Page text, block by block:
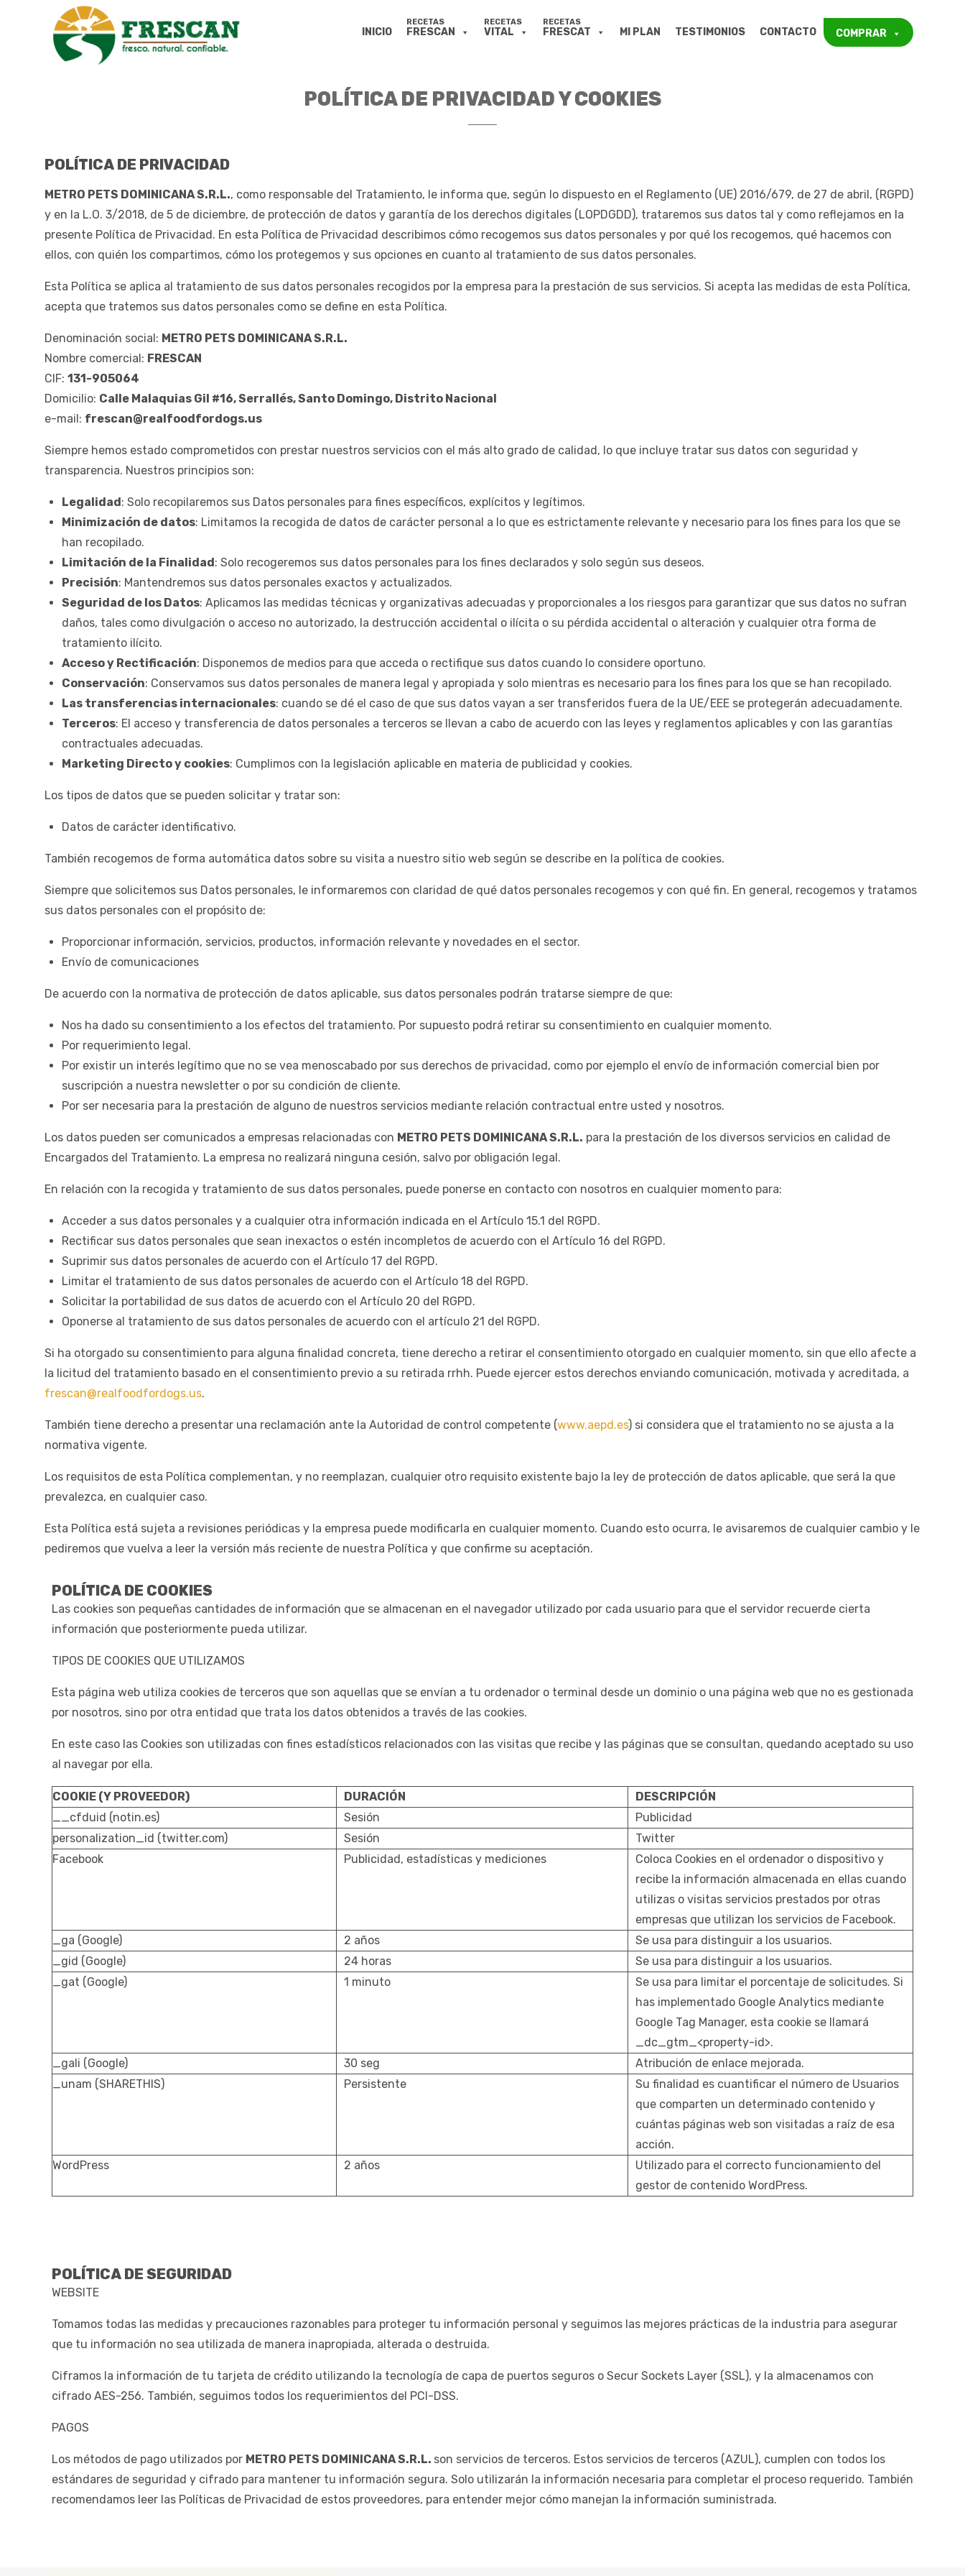
INICIO FRESCAN VITAL FRESCAT MI PLAN TESTIMONIOS CONTACTO COMPRAR
POLÍTICA DE PRIVACIDAD Y COOKIES
POLÍTICA DE PRIVACIDAD
METRO PETS DOMINICANA S.R.L., como responsable del Tratamiento, le informa que, según lo dispuesto en el Reglamento (UE) 2016/679, de 27 de abril, (RGPD)
y en la L.O. 3/2018, de 5 de diciembre, de protección de datos y garantía de los derechos digitales (LOPDGDD), trataremos sus datos tal y como reflejamos en la
presente Política de Privacidad. En esta Política de Privacidad describimos cómo recogemos sus datos personales y por qué los recogemos, qué hacemos con
ellos, con quién los compartimos, cómo los protegemos y sus opciones en cuanto al tratamiento de sus datos personales.
Esta Política se aplica al tratamiento de sus datos personales recogidos por la empresa para la prestación de sus servicios. Si acepta las medidas de esta Política,
acepta que tratemos sus datos personales como se define en esta Política.
Denominación social: METRO PETS DOMINICANA S.R.L.
Nombre comercial: FRESCAN
CIF: 131-905064
Domicilio: Calle Malaquias Gil #16, Serrallés, Santo Domingo, Distrito Nacional
e-mail: frescan@realfoodfordogs.us
Siempre hemos estado comprometidos con prestar nuestros servicios con el más alto grado de calidad, lo que incluye tratar sus datos con seguridad y
transparencia. Nuestros principios son:
Legalidad: Solo recopilaremos sus Datos personales para fines específicos, explícitos y legítimos.
Minimización de datos: Limitamos la recogida de datos de carácter personal a lo que es estrictamente relevante y necesario para los fines para los que se
han recopilado.
Limitación de la Finalidad: Solo recogeremos sus datos personales para los fines declarados y solo según sus deseos.
Precisión: Mantendremos sus datos personales exactos y actualizados.
Seguridad de los Datos: Aplicamos las medidas técnicas y organizativas adecuadas y proporcionales a los riesgos para garantizar que sus datos no sufran
daños, tales como divulgación o acceso no autorizado, la destrucción accidental o ilícita o su pérdida accidental o alteración y cualquier otra forma de
tratamiento ilícito.
Acceso y Rectificación: Disponemos de medios para que acceda o rectifique sus datos cuando lo considere oportuno.
Conservación: Conservamos sus datos personales de manera legal y apropiada y solo mientras es necesario para los fines para los que se han recopilado.
Las transferencias internacionales: cuando se dé el caso de que sus datos vayan a ser transferidos fuera de la UE/EEE se protegerán adecuadamente.
Terceros: El acceso y transferencia de datos personales a terceros se llevan a cabo de acuerdo con las leyes y reglamentos aplicables y con las garantías
contractuales adecuadas.
Marketing Directo y cookies: Cumplimos con la legislación aplicable en materia de publicidad y cookies.
Los tipos de datos que se pueden solicitar y tratar son:
Datos de carácter identificativo.
También recogemos de forma automática datos sobre su visita a nuestro sitio web según se describe en la política de cookies.
Siempre que solicitemos sus Datos personales, le informaremos con claridad de qué datos personales recogemos y con qué fin. En general, recogemos y tratamos
sus datos personales con el propósito de:
Proporcionar información, servicios, productos, información relevante y novedades en el sector.
Envío de comunicaciones
De acuerdo con la normativa de protección de datos aplicable, sus datos personales podrán tratarse siempre de que:
Nos ha dado su consentimiento a los efectos del tratamiento. Por supuesto podrá retirar su consentimiento en cualquier momento.
Por requerimiento legal.
Por existir un interés legítimo que no se vea menoscabado por sus derechos de privacidad, como por ejemplo el envío de información comercial bien por
suscripción a nuestra newsletter o por su condición de cliente.
Por ser necesaria para la prestación de alguno de nuestros servicios mediante relación contractual entre usted y nosotros.
Los datos pueden ser comunicados a empresas relacionadas con METRO PETS DOMINICANA S.R.L. para la prestación de los diversos servicios en calidad de
Encargados del Tratamiento. La empresa no realizará ninguna cesión, salvo por obligación legal.
En relación con la recogida y tratamiento de sus datos personales, puede ponerse en contacto con nosotros en cualquier momento para:
Acceder a sus datos personales y a cualquier otra información indicada en el Artículo 15.1 del RGPD.
Rectificar sus datos personales que sean inexactos o estén incompletos de acuerdo con el Artículo 16 del RGPD.
Suprimir sus datos personales de acuerdo con el Artículo 17 del RGPD.
Limitar el tratamiento de sus datos personales de acuerdo con el Artículo 18 del RGPD.
Solicitar la portabilidad de sus datos de acuerdo con el Artículo 20 del RGPD.
Oponerse al tratamiento de sus datos personales de acuerdo con el artículo 21 del RGPD.
Si ha otorgado su consentimiento para alguna finalidad concreta, tiene derecho a retirar el consentimiento otorgado en cualquier momento, sin que ello afecte a
la licitud del tratamiento basado en el consentimiento previo a su retirada rrhh. Puede ejercer estos derechos enviando comunicación, motivada y acreditada, a
frescan@realfoodfordogs.us.
También tiene derecho a presentar una reclamación ante la Autoridad de control competente (www.aepd.es) si considera que el tratamiento no se ajusta a la
normativa vigente.
Los requisitos de esta Política complementan, y no reemplazan, cualquier otro requisito existente bajo la ley de protección de datos aplicable, que será la que
prevalezca, en cualquier caso.
Esta Política está sujeta a revisiones periódicas y la empresa puede modificarla en cualquier momento. Cuando esto ocurra, le avisaremos de cualquier cambio y le
pediremos que vuelva a leer la versión más reciente de nuestra Política y que confirme su aceptación.
POLÍTICA DE COOKIES
Las cookies son pequeñas cantidades de información que se almacenan en el navegador utilizado por cada usuario para que el servidor recuerde cierta
información que posteriormente pueda utilizar.
TIPOS DE COOKIES QUE UTILIZAMOS
Esta página web utiliza cookies de terceros que son aquellas que se envían a tu ordenador o terminal desde un dominio o una página web que no es gestionada
por nosotros, sino por otra entidad que trata los datos obtenidos a través de las cookies.
En este caso las Cookies son utilizadas con fines estadísticos relacionados con las visitas que recibe y las páginas que se consultan, quedando aceptado su uso
al navegar por ella.
COOKIE (Y PROVEEDOR) DURACIÓN
DESCRIPCIÓN
__cfduid (notin.es)
Sesión
Publicidad
personalization_id (twitter.com)
Sesión
Twitter
Facebook
Publicidad, estadísticas y mediciones
Coloca Cookies en el ordenador o dispositivo y
recibe la información almacenada en ellas cuando
utilizas o visitas servicios prestados por otras
empresas que utilizan los servicios de Facebook.
_ga (Google)
2 años
Se usa para distinguir a los usuarios.
_gid (Google)
24 horas
Se usa para distinguir a los usuarios.
_gat (Google)
1 minuto
Se usa para limitar el porcentaje de solicitudes. Si
has implementado Google Analytics mediante
Google Tag Manager, esta cookie se llamará
_dc_gtm_<property-id>.
_gali (Google)
30 seg
Atribución de enlace mejorada.
_unam (SHARETHIS)
Persistente
Su finalidad es cuantificar el número de Usuarios
que comparten un determinado contenido y
cuántas páginas web son visitadas a raíz de esa
acción.
WordPress
2 años
Utilizado para el correcto funcionamiento del
gestor de contenido WordPress.
POLÍTICA DE SEGURIDAD
WEBSITE
Tomamos todas las medidas y precauciones razonables para proteger tu información personal y seguimos las mejores prácticas de la industria para asegurar
que tu información no sea utilizada de manera inapropiada, alterada o destruida.
Ciframos la información de tu tarjeta de crédito utilizando la tecnología de capa de puertos seguros o Secur Sockets Layer (SSL), y la almacenamos con
cifrado AES-256. También, seguimos todos los requerimientos del PCI-DSS.
PAGOS
Los métodos de pago utilizados por METRO PETS DOMINICANA S.R.L. son servicios de terceros. Estos servicios de terceros (AZUL), cumplen con todos los
estándares de seguridad y cifrado para mantener tu información segura. Solo utilizarán la información necesaria para completar el proceso requerido. También
recomendamos leer las Políticas de Privacidad de estos proveedores, para entender mejor cómo manejan la información suministrada.